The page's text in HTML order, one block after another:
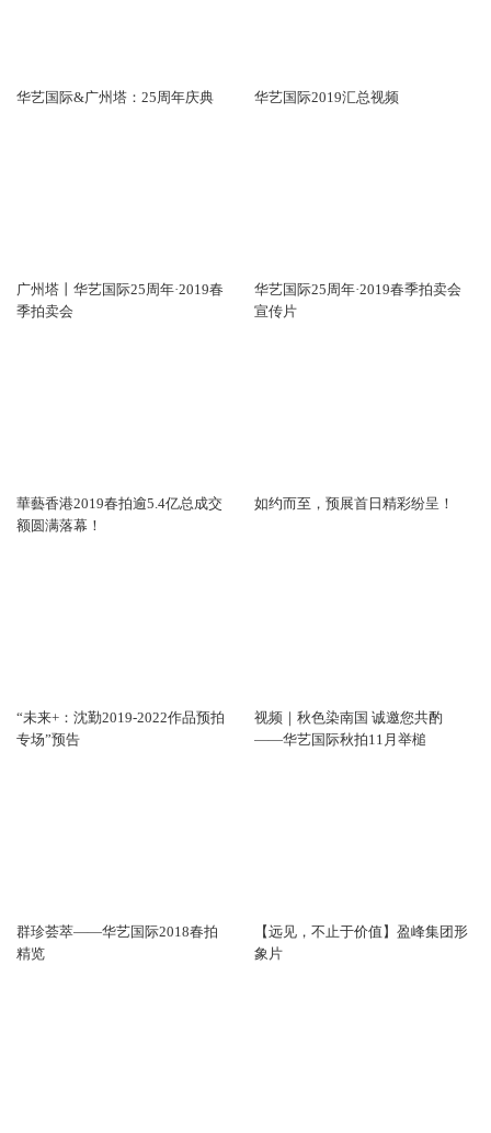
华艺国际&广州塔：25周年庆典 华艺国际2019汇总视频
广州塔丨华艺国际25周年·2019春
季拍卖会
华艺国际25周年·2019春季拍卖会
宣传片
華藝香港2019春拍逾5.4亿总成交
额圆满落幕！
如约而至，预展首日精彩纷呈！
“未来+：沈勤2019-2022作品预拍
专场”预告
视频｜秋色染南国 诚邀您共酌
——华艺国际秋拍11月举槌
群珍荟萃——华艺国际2018春拍
精览
【远见，不止于价值】盈峰集团形
象片